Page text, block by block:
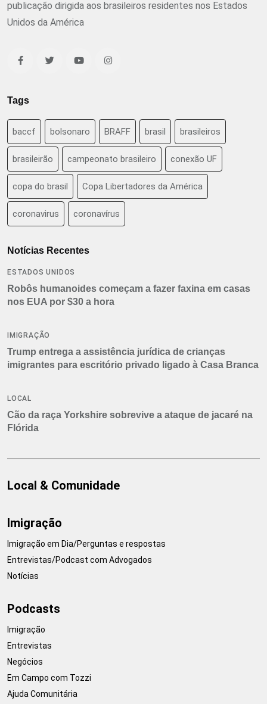
publicação dirigida aos brasileiros residentes nos Estados
Unidos da América
Tags
baccf bolsonaro BRAFF brasil brasileiros
brasileirão campeonato brasileiro conexão UF
copa do brasil Copa Libertadores da América
coronavirus coronavírus
Notícias Recentes
ESTADOS UNIDOS
Robôs humanoides começam a fazer faxina em casas
nos EUA por $30 a hora
IMIGRAÇÃO
Trump entrega a assistência jurídica de crianças
imigrantes para escritório privado ligado à Casa Branca
LOCAL
Cão da raça Yorkshire sobrevive a ataque de jacaré na
Flórida
Local & Comunidade
Imigração
Imigração em Dia/Perguntas e respostas
Entrevistas/Podcast com Advogados
Notícias
Podcasts
Imigração
Entrevistas
Negócios
Em Campo com Tozzi
Ajuda Comunitária